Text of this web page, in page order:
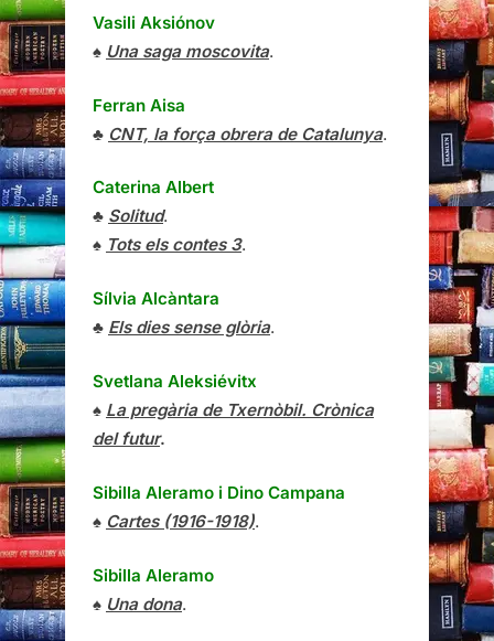
Vasili Aksiónov
♠ Una saga moscovita.
Ferran Aisa
♣ CNT, la força obrera de Catalunya.
Caterina Albert
♣ Solitud.
♠ Tots els contes 3.
Sílvia Alcàntara
♣ Els dies sense glòria.
Svetlana Aleksiévitx
♠ La pregària de Txernòbil. Crònica
del futur.
Sibilla Aleramo i Dino Campana
♠ Cartes (1916-1918).
Sibilla Aleramo
♠ Una dona.